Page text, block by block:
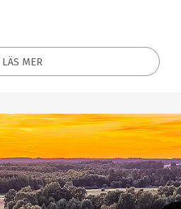
LÄS MER